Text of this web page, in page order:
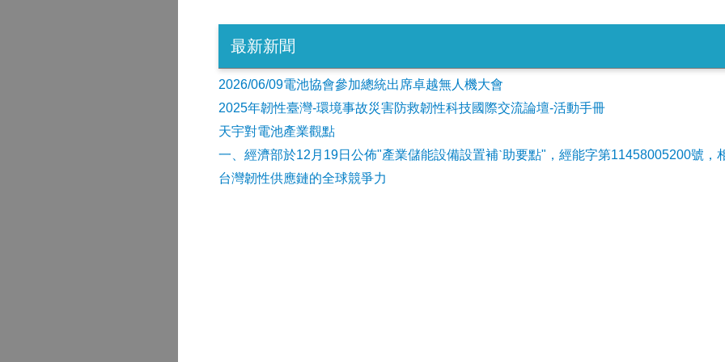
最新新聞
2026/06/09電池協會參加總統出席卓越無人機大會
2025年韌性臺灣-環境事故災害防救韌性科技國際交流論壇-活動手冊
天宇對電池產業觀點
一、經濟部於12月19日公佈"產業儲能設備設置補ˋ助要點"，經能字第11458005200號，
台灣韌性供應鏈的全球競爭力